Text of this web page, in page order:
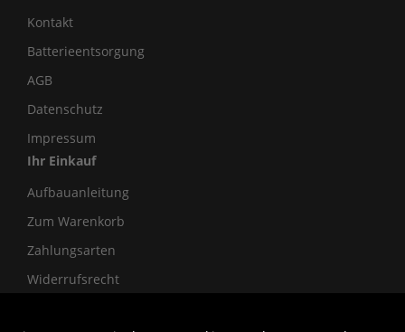
Kontakt
Batterieentsorgung
AGB
Datenschutz
Impressum
Ihr Einkauf
Aufbauanleitung
Zum Warenkorb
Zahlungsarten
Widerrufsrecht